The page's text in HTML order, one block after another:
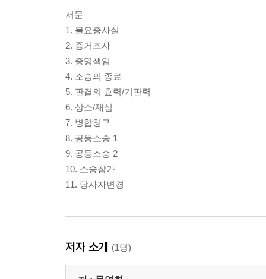
서문
1. 불요증사실
2. 증거조사
3. 증명책임
4. 소송의 종료
5. 판결의 효력/기판력
6. 상소/재심
7. 병합청구
8. 공동소송 1
9. 공동소송 2
10. 소송참가
11. 당사자변경
저자 소개 (1명)